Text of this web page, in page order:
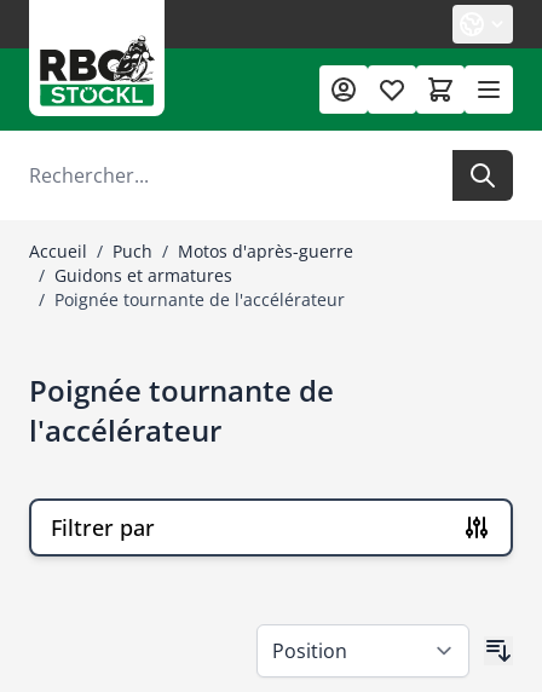
Rechercher
Accueil / Puch / Motos d'après-guerre
/ Guidons et armatures
/ Poignée tournante de l'accélérateur
Poignée tournante de
l'accélérateur
Filtrer par